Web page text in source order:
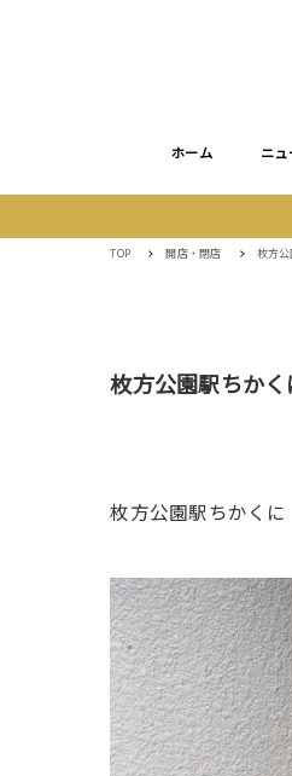
ホーム ニュ
TOP 開店・閉店 枚方
枚方公園駅ちか
枚方公園駅ちかくに